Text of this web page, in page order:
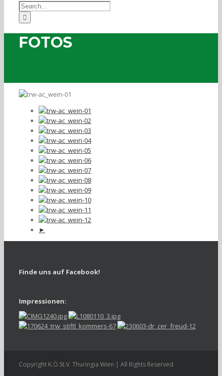
FOTOS
►
Finde uns auf Facebook!
Impressionen:
Copyright K.Ö.St.V. Thuringia Wien | All Rights Reserved